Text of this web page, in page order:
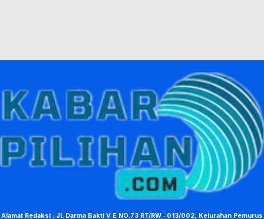
Alamat Redaksi : Jl. Darma Bakti V E NO.73 RT/RW : 013/002, Kelurahan Pemurus